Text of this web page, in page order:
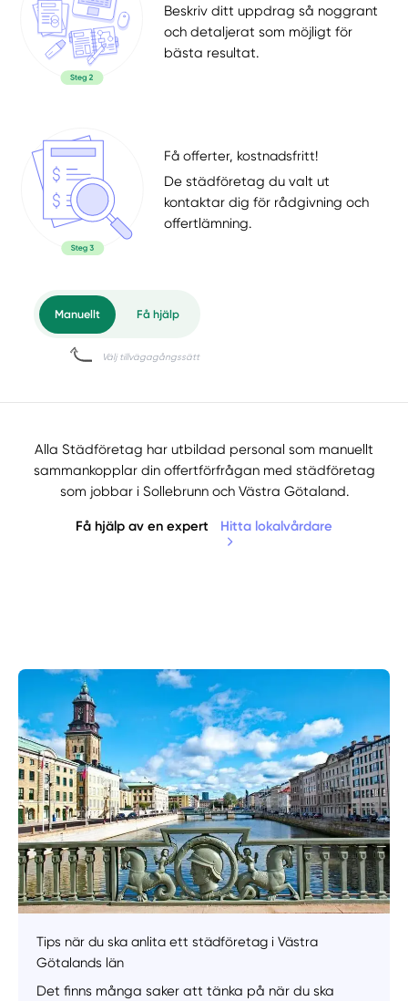
Beskriv ditt uppdrag så noggrant
och detaljerat som möjligt för
bästa resultat.
Få offerter, kostnadsfritt!
De städföretag du valt ut
kontaktar dig för rådgivning och
offertlämning.
Manuellt Få hjälp
Välj tillvägagångssätt
Alla Städföretag har utbildad personal som manuellt
sammankopplar din offertförfrågan med städföretag
som jobbar i Sollebrunn och Västra Götaland.
Få hjälp av en expert Hitta lokalvårdare
Tips när du ska anlita ett städföretag i Västra
Götalands län
Det finns många saker att tänka på när du ska